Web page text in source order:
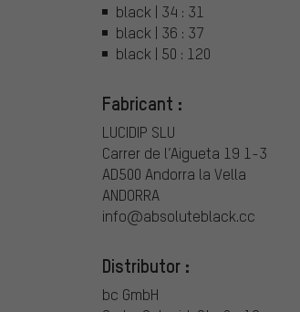
black | 34 : 31
black | 36 : 37
black | 50 : 120
Fabricant :
LUCIDIP SLU
Carrer de l’Aigueta 19 1-3
AD500 Andorra la Vella
ANDORRA
info@absoluteblack.cc
Distributor :
bc GmbH